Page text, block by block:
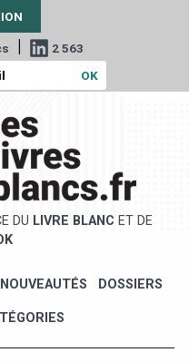
| 2 563
DU LIVRE BLANC ET DE
NOUVEAUTÉS DOSSIERS